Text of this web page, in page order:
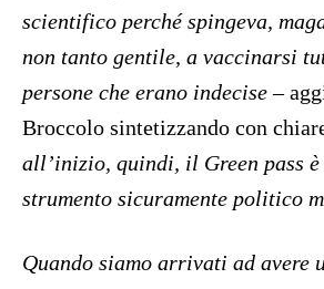
scientifico perché spingeva,
non tanto gentile, a vaccinarsi
persone che erano indecise–
Broccolo sintetizzando con
all’inizio, quindi, il Green pass è
strumento sicuramente politico
Quando siamo arrivati ad avere